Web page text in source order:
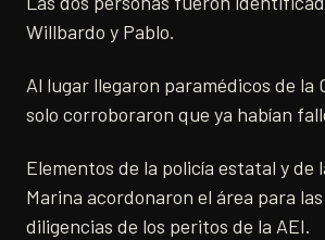
Willbardo y Pablo.
Al lugar llegaron paramédicos de la
solo corroboraron que ya habían
Elementos de la policía estatal y de
Marina acordonaron el área para
diligencias de los peritos de la AEI.